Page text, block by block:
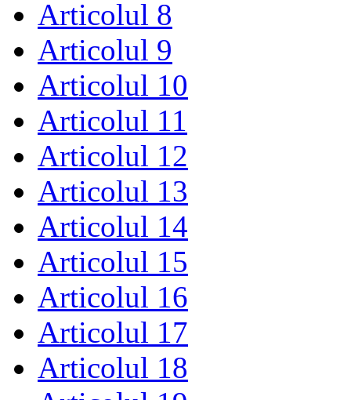
Articolul 8
Articolul 9
Articolul 10
Articolul 11
Articolul 12
Articolul 13
Articolul 14
Articolul 15
Articolul 16
Articolul 17
Articolul 18